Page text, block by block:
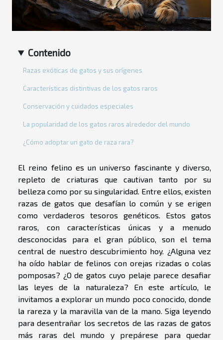
Contenido
Razas exóticas de gatos y sus orígenes
Características distintivas de los gatos raros
Conservación y cuidados especiales
La popularidad de los gatos raros alrededor del mundo
¿Cómo adoptar un gato de raza rara?
El reino felino es un universo fascinante y diverso,
repleto de criaturas que cautivan tanto por su
belleza como por su singularidad. Entre ellos, existen
razas de gatos que desafían lo común y se erigen
como verdaderos tesoros genéticos. Estos gatos
raros, con características únicas y a menudo
desconocidas para el gran público, son el tema
central de nuestro descubrimiento hoy. ¿Alguna vez
ha oído hablar de felinos con orejas rizadas o colas
pomposas? ¿O de gatos cuyo pelaje parece desafiar
las leyes de la naturaleza? En este artículo, le
invitamos a explorar un mundo poco conocido, donde
la rareza y la maravilla van de la mano. Siga leyendo
para desentrañar los secretos de las razas de gatos
más raras del mundo y prepárese para quedar